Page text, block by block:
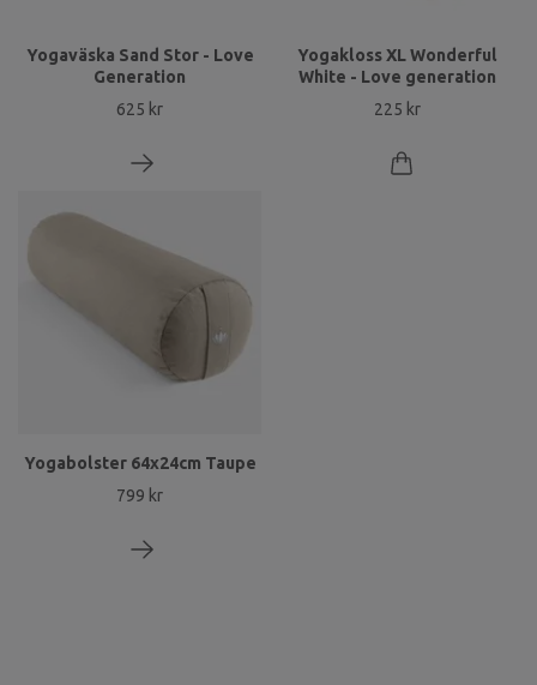
Yogaväska Sand Stor - Love
Generation
625 kr
Yogakloss XL Wonderful
White - Love generation
225 kr
Yogabolster 64x24cm Taupe
799 kr